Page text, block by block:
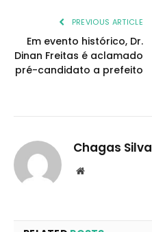
PREVIOUS ARTICLE
Em evento histórico, Dr.
Dinan Freitas é aclamado
pré-candidato a prefeito
Chagas Silva
Website